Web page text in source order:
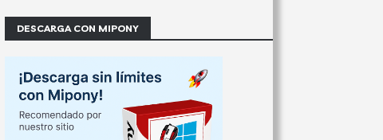
DESCARGA CON MIPONY